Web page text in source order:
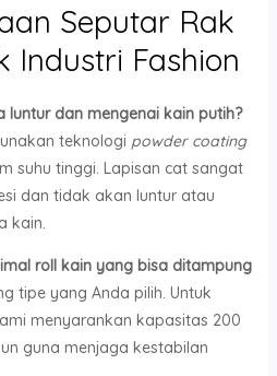
Seputar Rak
Industri Fashion
luntur dan mengenai kain putih?
teknologi powder coating
suhu tinggi. Lapisan cat sangat
dan tidak akan luntur atau
kain.
roll kain yang bisa ditampung
tipe yang Anda pilih. Untuk
menyarankan kapasitas 200
guna menjaga kestabilan